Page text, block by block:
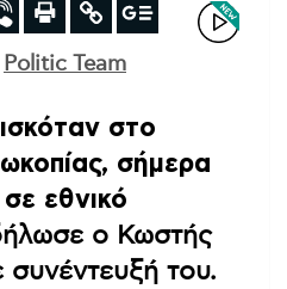
Politic Team
στο
σήμερα
εθνικό
ο Κωστής
του.